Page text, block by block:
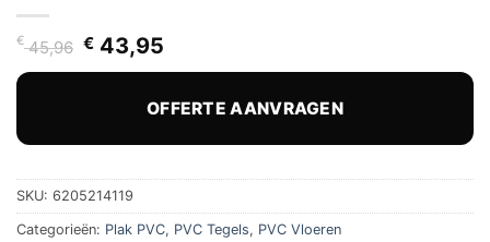
€45,96 Oorspronkelijke
prijs
€ 45,96.
€43,95Huidige
prijs
€ 43,95.
OFFERTE AANVRAGEN
SKU: 6205214119
Categorieën: Plak PVC, PVC Tegels, PVC Vloeren